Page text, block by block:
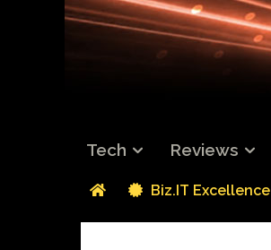
Tech Reviews
Biz.IT Excellence